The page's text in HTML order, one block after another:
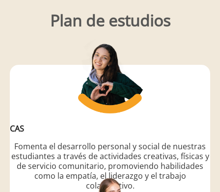
Plan de estudios
CAS
Fomenta el desarrollo personal y social de nuestras
estudiantes a través de actividades creativas, físicas y
de servicio comunitario, promoviendo habilidades
como la empatía, el liderazgo y el trabajo
colaborativo.